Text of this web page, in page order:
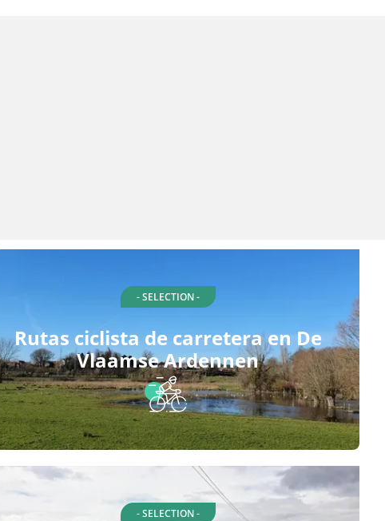
- SELECTION -
Rutas ciclista de carretera en De
Vlaamse Ardennen
- SELECTION -